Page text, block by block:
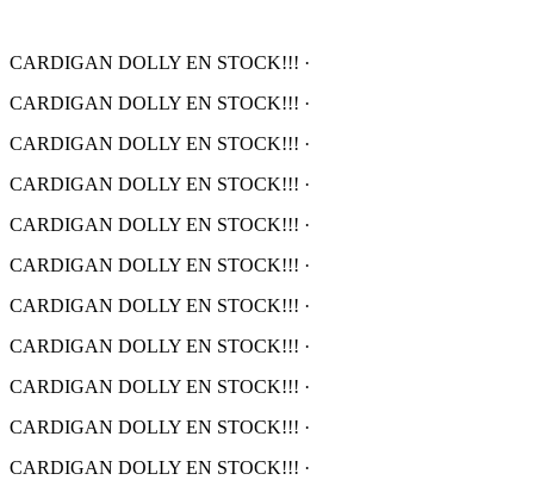
CARDIGAN DOLLY EN STOCK!!! ·
CARDIGAN DOLLY EN STOCK!!! ·
CARDIGAN DOLLY EN STOCK!!! ·
CARDIGAN DOLLY EN STOCK!!! ·
CARDIGAN DOLLY EN STOCK!!! ·
CARDIGAN DOLLY EN STOCK!!! ·
CARDIGAN DOLLY EN STOCK!!! ·
CARDIGAN DOLLY EN STOCK!!! ·
CARDIGAN DOLLY EN STOCK!!! ·
CARDIGAN DOLLY EN STOCK!!! ·
CARDIGAN DOLLY EN STOCK!!! ·